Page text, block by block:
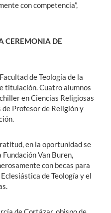
con competencia”,
CEREMONIA DE
de Teología de la
titulación. Cuatro alumnos
en Ciencias Religiosas
Profesor de Religión y
en la oportunidad se
Van Buren,
con becas para
de Teología y el